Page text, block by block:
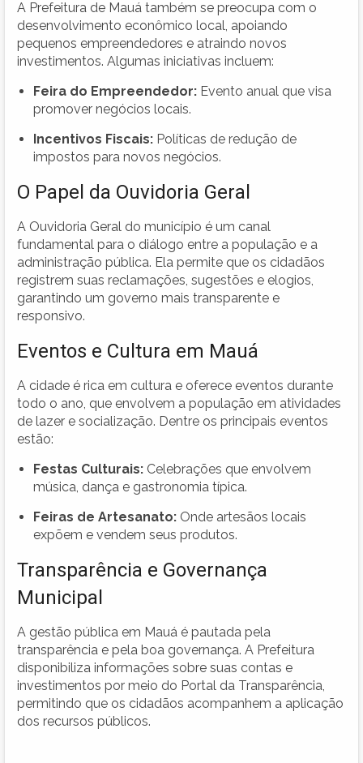
A Prefeitura de Mauá também se preocupa com o
desenvolvimento econômico local, apoiando
pequenos empreendedores e atraindo novos
investimentos. Algumas iniciativas incluem:
Feira do Empreendedor: Evento anual que visa
promover negócios locais.
Incentivos Fiscais: Políticas de redução de
impostos para novos negócios.
O Papel da Ouvidoria Geral
A Ouvidoria Geral do município é um canal
fundamental para o diálogo entre a população e a
administração pública. Ela permite que os cidadãos
registrem suas reclamações, sugestões e elogios,
garantindo um governo mais transparente e
responsivo.
Eventos e Cultura em Mauá
A cidade é rica em cultura e oferece eventos durante
todo o ano, que envolvem a população em atividades
de lazer e socialização. Dentre os principais eventos
estão:
Festas Culturais: Celebrações que envolvem
música, dança e gastronomia típica.
Feiras de Artesanato: Onde artesãos locais
expõem e vendem seus produtos.
Transparência e Governança
Municipal
A gestão pública em Mauá é pautada pela
transparência e pela boa governança. A Prefeitura
disponibiliza informações sobre suas contas e
investimentos por meio do Portal da Transparência,
permitindo que os cidadãos acompanhem a aplicação
dos recursos públicos.